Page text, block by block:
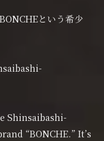
という希少
Shinsaibashi-
“BONCHE.” It’s